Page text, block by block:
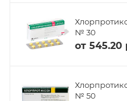
№ 30
от 545.20
№ 50